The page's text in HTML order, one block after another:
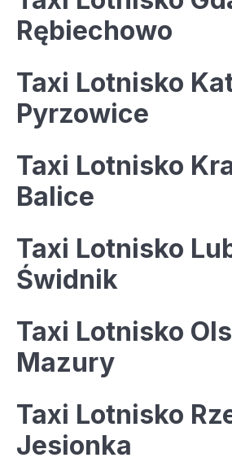
Rębiechowo
Taxi Lotnisko
Pyrzowice
Taxi Lotnisko
Balice
Taxi Lotnisko
Świdnik
Taxi Lotnisko
Mazury
Taxi Lotnisko
Jesionka